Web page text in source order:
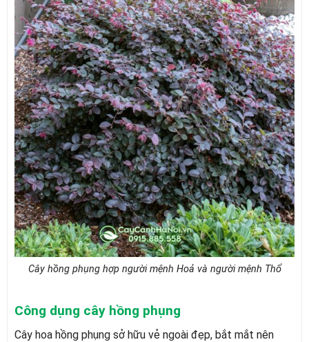
Cây hồng phụng hợp người mệnh Hoả và người mệnh Thổ
Công dụng cây hồng phụng
Cây hoa hồng phụng sở hữu vẻ ngoài đẹp, bắt mắt nên